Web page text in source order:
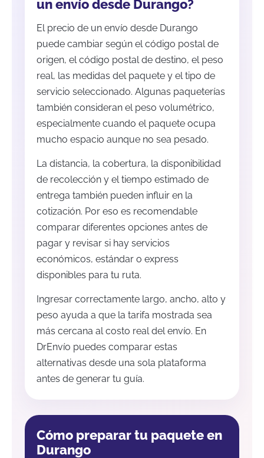
un envío desde Durango?
El precio de un envío desde Durango
puede cambiar según el código postal de
origen, el código postal de destino, el peso
real, las medidas del paquete y el tipo de
servicio seleccionado. Algunas paqueterías
también consideran el peso volumétrico,
especialmente cuando el paquete ocupa
mucho espacio aunque no sea pesado.
La distancia, la cobertura, la disponibilidad
de recolección y el tiempo estimado de
entrega también pueden influir en la
cotización. Por eso es recomendable
comparar diferentes opciones antes de
pagar y revisar si hay servicios
económicos, estándar o express
disponibles para tu ruta.
Ingresar correctamente largo, ancho, alto y
peso ayuda a que la tarifa mostrada sea
más cercana al costo real del envío. En
DrEnvío puedes comparar estas
alternativas desde una sola plataforma
antes de generar tu guía.
Cómo preparar tu paquete en
Durango